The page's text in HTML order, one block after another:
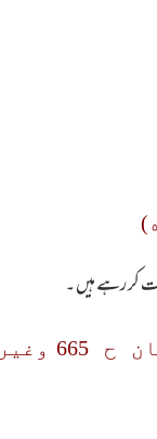
کر رہے ہیں ۔
6) " من قرا يس في ليلة ابتغاء وجه الله